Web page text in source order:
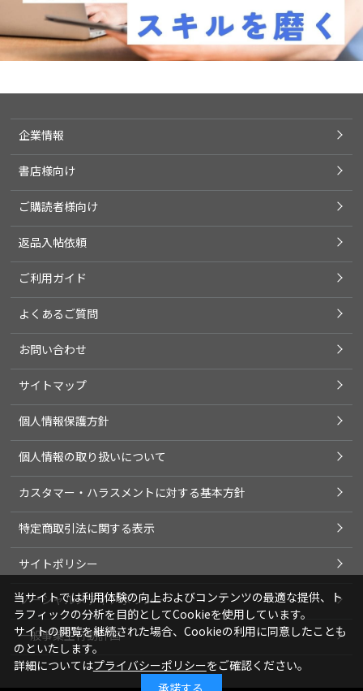
企業情報
書店様向け
ご購読者様向け
返品入帖依頼
ご利用ガイド
よくあるご質問
お問い合わせ
サイトマップ
個人情報保護方針
個人情報の取り扱いについて
カスタマー・ハラスメントに対する基本方針
特定商取引法に関する表示
サイトポリシー
ソーシャルメディアポリシー
一般事業主行動計画
当サイトでは利用体験の向上およびコンテンツの最適な提供、ト
ラフィックの分析を目的としてCookieを使用しています。
サイトの閲覧を継続された場合、Cookieの利用に同意したことも
のといたします。
詳細についてはプライバシーポリシーをご確認ください。